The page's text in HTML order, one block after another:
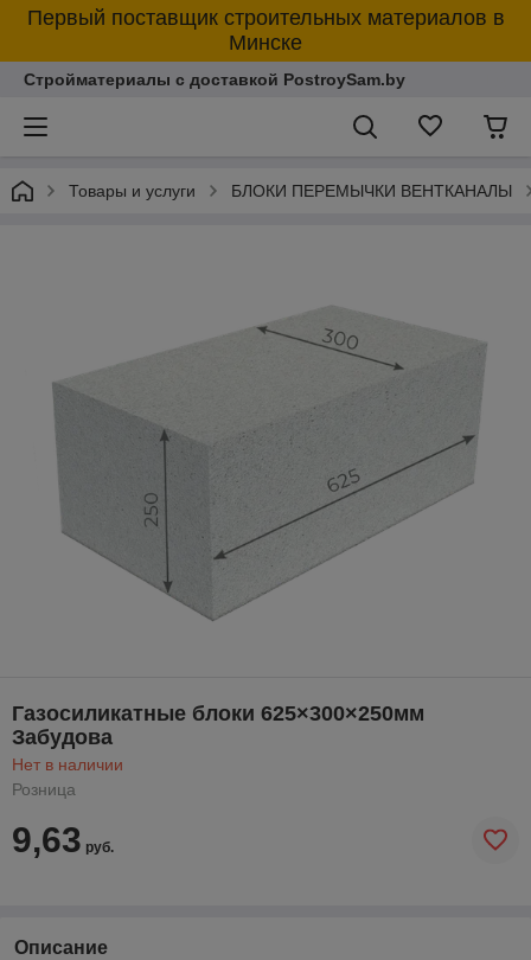
Первый поставщик строительных материалов в
Минске
Стройматериалы с доставкой PostroySam.by
Товары и услуги БЛОКИ ПЕРЕМЫЧКИ ВЕНТКАНАЛЫ
Газосиликатные блоки 625×300×250мм
Забудова
Нет в наличии
Розница
9,63 руб.
Описание